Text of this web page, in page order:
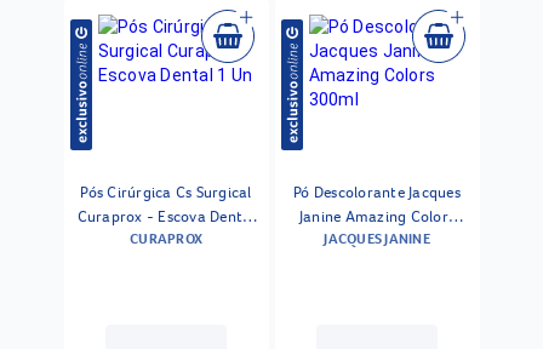
Pós Cirúrgica Cs Surgical
Curaprox - Escova Dental
1 Un
CURAPROX
Pó Descolorante Jacques
Janine Amazing Colors
300ml
JACQUES JANINE